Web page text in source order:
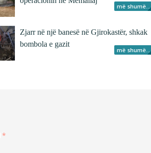
më shumë...
Zjarr në një banesë në Gjirokastër, shkak
bombola e gazit
më shumë...
*